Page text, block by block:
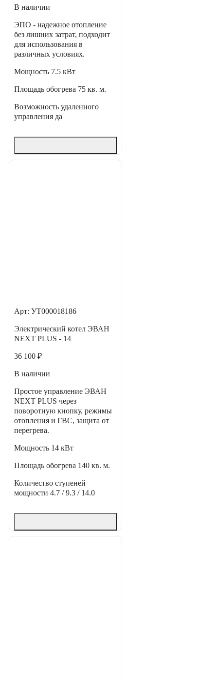
В наличии
ЭПО - надежное отопление
без лишних затрат, подходит
для использования в
различных условиях.
Мощность 7.5 кВт
Площадь обогрева 75 кв. м.
Возможность удаленного
управления да
Арт: УТ000018186
Электрический котел ЭВАН
NEXT PLUS - 14
36 100 ₽
В наличии
Простое управление ЭВАН
NEXT PLUS через
поворотную кнопку, режимы
отопления и ГВС, защита от
перегрева.
Мощность 14 кВт
Площадь обогрева 140 кв. м.
Количество ступеней
мощности 4.7 / 9.3 / 14.0